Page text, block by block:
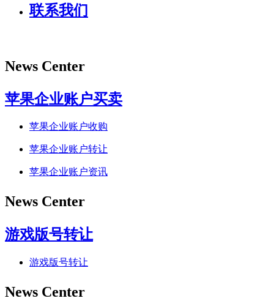
联系我们
News Center
苹果企业账户买卖
苹果企业账户收购
苹果企业账户转让
苹果企业账户资讯
News Center
游戏版号转让
游戏版号转让
News Center